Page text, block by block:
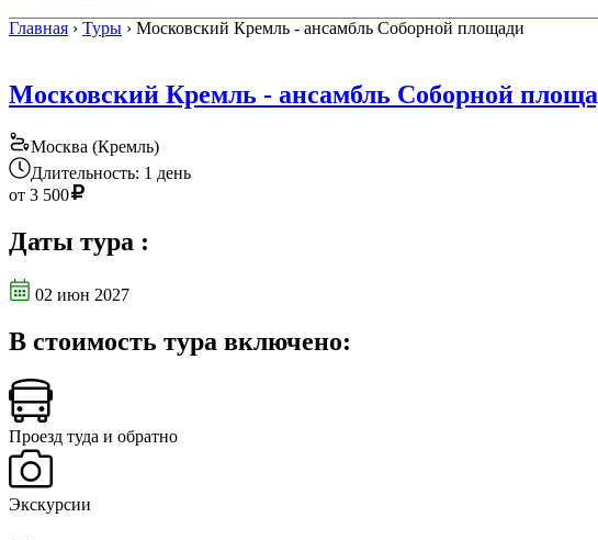
Главная › Туры › Московский Кремль - ансамбль Соборной площади
Московский Кремль - ансамбль Соборной
Москва (Кремль)
Длительность: 1 день
от 3 500
Даты тура :
02 июн 2027
В стоимость тура включено:
Проезд туда и обратно
Экскурсии